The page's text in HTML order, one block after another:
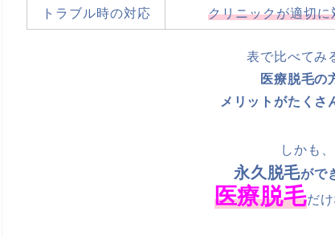
トラブル時の対応 クリニックが適切に
表で比べてみ
医療脱毛の
メリットがたくさ
しかも、
永久脱毛がで
医療脱毛だけ